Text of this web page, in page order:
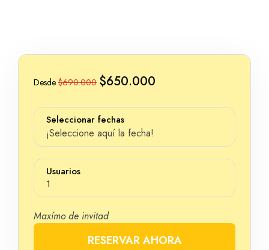
Desde $690.000 $650.000
Seleccionar fechas
¡Seleccione aquí la fecha!
Usuarios
1
Maxímo de invitad
RESERVAR AHORA